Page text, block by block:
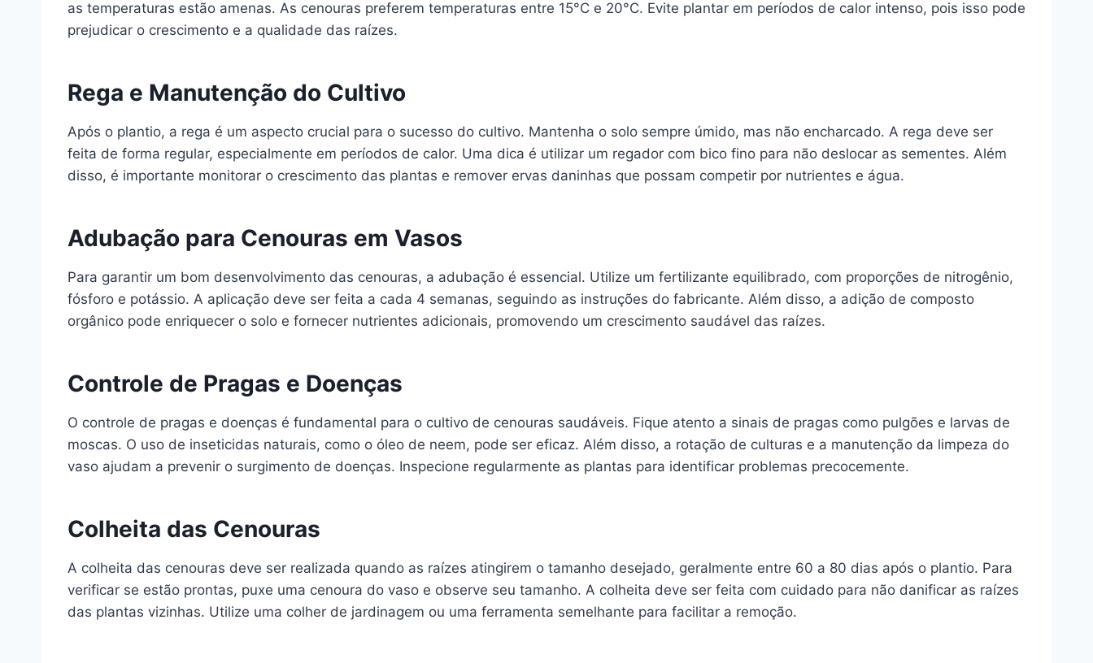
as temperaturas estão amenas. As cenouras preferem temperaturas entre 15°C e 20°C. Evite plantar em períodos de calor intenso, pois isso pode
prejudicar o crescimento e a qualidade das raízes.
Rega e Manutenção do Cultivo
Após o plantio, a rega é um aspecto crucial para o sucesso do cultivo. Mantenha o solo sempre úmido, mas não encharcado. A rega deve ser
feita de forma regular, especialmente em períodos de calor. Uma dica é utilizar um regador com bico fino para não deslocar as sementes. Além
disso, é importante monitorar o crescimento das plantas e remover ervas daninhas que possam competir por nutrientes e água.
Adubação para Cenouras em Vasos
Para garantir um bom desenvolvimento das cenouras, a adubação é essencial. Utilize um fertilizante equilibrado, com proporções de nitrogênio,
fósforo e potássio. A aplicação deve ser feita a cada 4 semanas, seguindo as instruções do fabricante. Além disso, a adição de composto
orgânico pode enriquecer o solo e fornecer nutrientes adicionais, promovendo um crescimento saudável das raízes.
Controle de Pragas e Doenças
O controle de pragas e doenças é fundamental para o cultivo de cenouras saudáveis. Fique atento a sinais de pragas como pulgões e larvas de
moscas. O uso de inseticidas naturais, como o óleo de neem, pode ser eficaz. Além disso, a rotação de culturas e a manutenção da limpeza do
vaso ajudam a prevenir o surgimento de doenças. Inspecione regularmente as plantas para identificar problemas precocemente.
Colheita das Cenouras
A colheita das cenouras deve ser realizada quando as raízes atingirem o tamanho desejado, geralmente entre 60 a 80 dias após o plantio. Para
verificar se estão prontas, puxe uma cenoura do vaso e observe seu tamanho. A colheita deve ser feita com cuidado para não danificar as raízes
das plantas vizinhas. Utilize uma colher de jardinagem ou uma ferramenta semelhante para facilitar a remoção.